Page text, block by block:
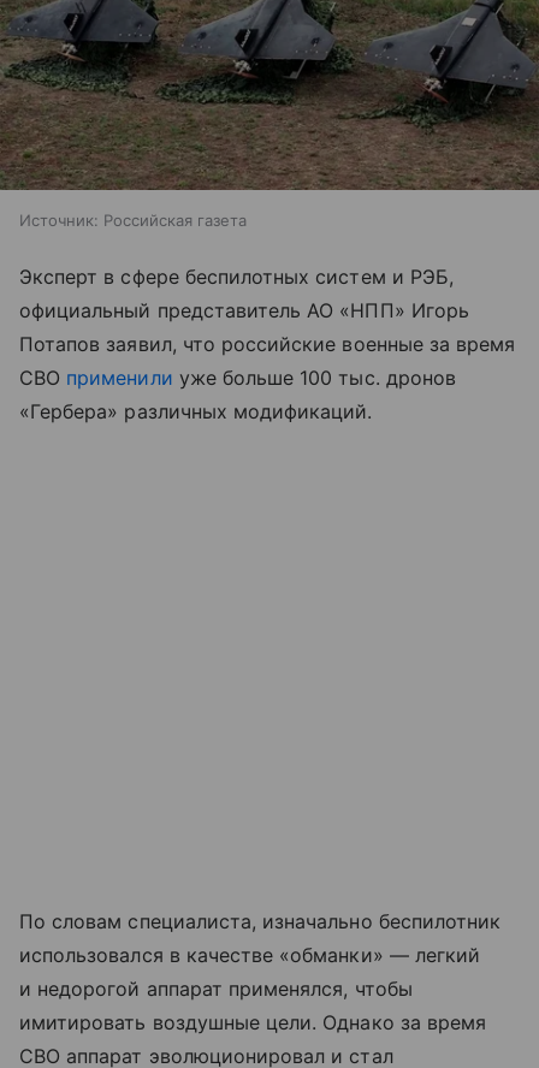
Источник: Российская газета
Эксперт в сфере беспилотных систем и РЭБ,
официальный представитель АО «НПП» Игорь
Потапов заявил, что российские военные за время
СВО применили уже больше 100 тыс. дронов
«Гербера» различных модификаций.
По словам специалиста, изначально беспилотник
использовался в качестве «обманки» — легкий
и недорогой аппарат применялся, чтобы
имитировать воздушные цели. Однако за время
СВО аппарат эволюционировал и стал